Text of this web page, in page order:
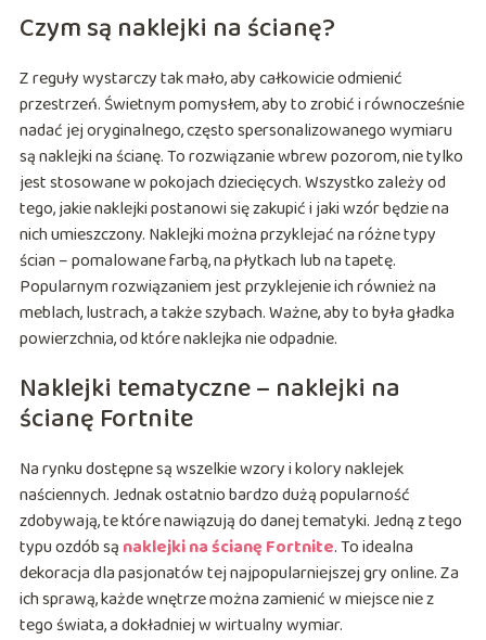
Czym są naklejki na ścianę?
Z reguły wystarczy tak mało, aby całkowicie odmienić
przestrzeń. Świetnym pomysłem, aby to zrobić i równocześnie
nadać jej oryginalnego, często spersonalizowanego wymiaru
są naklejki na ścianę. To rozwiązanie wbrew pozorom, nie tylko
jest stosowane w pokojach dziecięcych. Wszystko zależy od
tego, jakie naklejki postanowi się zakupić i jaki wzór będzie na
nich umieszczony. Naklejki można przyklejać na różne typy
ścian – pomalowane farbą, na płytkach lub na tapetę.
Popularnym rozwiązaniem jest przyklejenie ich również na
meblach, lustrach, a także szybach. Ważne, aby to była gładka
powierzchnia, od które naklejka nie odpadnie.
Naklejki tematyczne – naklejki na
ścianę Fortnite
Na rynku dostępne są wszelkie wzory i kolory naklejek
naściennych. Jednak ostatnio bardzo dużą popularność
zdobywają, te które nawiązują do danej tematyki. Jedną z tego
typu ozdób są naklejki na ścianę Fortnite. To idealna
dekoracja dla pasjonatów tej najpopularniejszej gry online. Za
ich sprawą, każde wnętrze można zamienić w miejsce nie z
tego świata, a dokładniej w wirtualny wymiar.